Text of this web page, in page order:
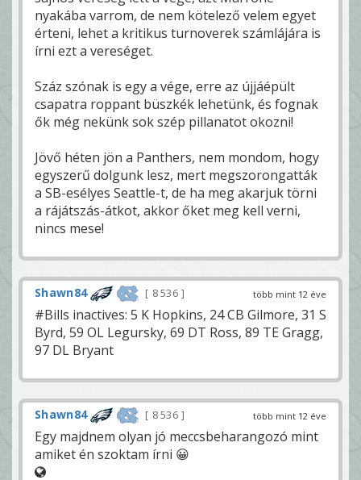
nyakába varrom, de nem kötelező velem egyet
érteni, lehet a kritikus turnoverek számlájára is
írni ezt a vereséget.
Száz szónak is egy a vége, erre az újjáépült
csapatra roppant büszkék lehetünk, és fognak
ők még nekünk sok szép pillanatot okozni!
Jövő héten jön a Panthers, nem mondom, hogy
egyszerű dolgunk lesz, mert megszorongatták
a SB-esélyes Seattle-t, de ha meg akarjuk törni
a rájátszás-átkot, akkor őket meg kell verni,
nincs mese!
több mint 12 éve
Shawn84 8 536
#Bills inactives: 5 K Hopkins, 24 CB Gilmore, 31 S
Byrd, 59 OL Legursky, 69 DT Ross, 89 TE Gragg,
97 DL Bryant
több mint 12 éve
Shawn84 8 536
Egy majdnem olyan jó meccsbeharangozó mint
amiket én szoktam írni 😀